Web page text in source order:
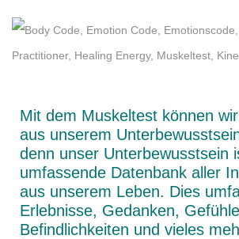
Mit dem Muskeltest können
aus unserem
denn unser Unterbewusstsein
umfassende Datenbank aller
aus unserem Leben. Dies
Erlebnisse, Gedanken,
Befindlichkeiten und vieles